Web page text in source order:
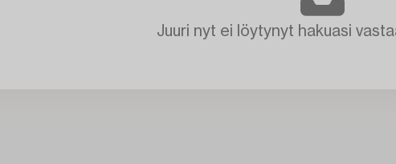
Juuri nyt ei löytynyt hakuasi